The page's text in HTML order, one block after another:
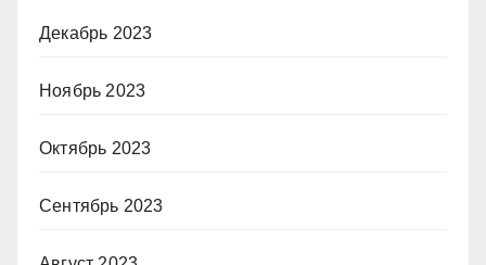
Декабрь 2023
Ноябрь 2023
Октябрь 2023
Сентябрь 2023